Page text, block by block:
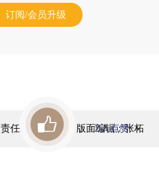
订阅/会员升级
责任编辑：高昱 | 版面编辑：张柘
2人点赞